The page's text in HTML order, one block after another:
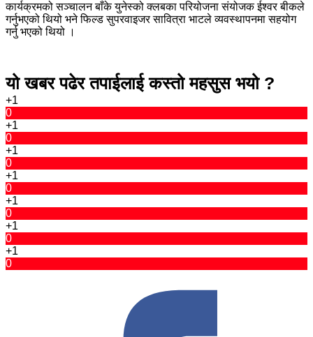
कार्यक्रमको सञ्चालन बाँके युनेस्को क्लबका परियोजना संयोजक ईश्वर बीकले
गर्नुभएको थियो भने फिल्ड सुपरवाइजर सावित्रा भाटले व्यवस्थापनमा सहयोग
गर्नु भएको थियो ।
यो खबर पढेर तपाईलाई कस्तो महसुस भयो ?
+1
0
+1
0
+1
0
+1
0
+1
0
+1
0
+1
0